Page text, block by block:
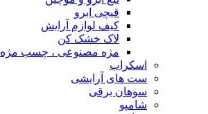
قیچی ابرو
کیف لوازم آرایش
لاک خشک کن
مژه مصنوعی ، چسب مژه
اسکراب
ست های آرایشی
سوهان برقی
شامپو